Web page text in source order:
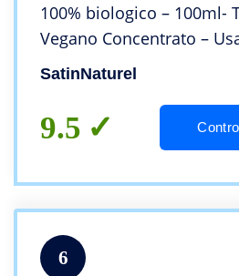
100% biologico – 100ml-
Vegano Concentrato –
Idratante Viso con Aloe
SatinNaturel
9.5
6